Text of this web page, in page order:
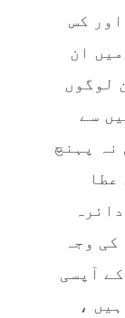
کس
ان
لوگوں
سے
نہ پہنچ
وجہ
آپسی
،